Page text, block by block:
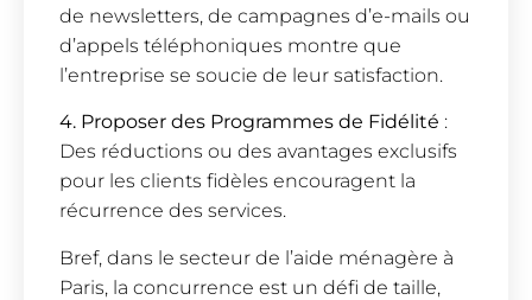
de newsletters, de campagnes d’e-mails ou
d’appels téléphoniques montre que
l’entreprise se soucie de leur satisfaction.
4. Proposer des Programmes de Fidélité :
Des réductions ou des avantages exclusifs
pour les clients fidèles encouragent la
récurrence des services.
Bref, dans le secteur de l’aide ménagère à
Paris, la concurrence est un défi de taille,